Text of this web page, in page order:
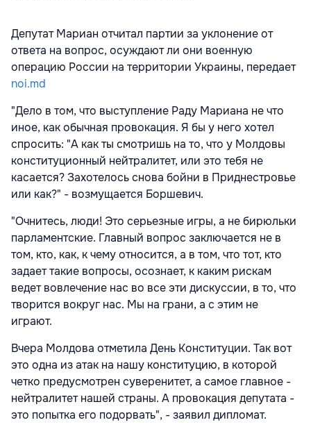
Депутат Мариан отчитал партии за уклонение от
ответа на вопрос, осуждают ли они военную
операцию России на территории Украины, передает
noi.md
"Дело в том, что выступление Раду Мариана не что
иное, как обычная провокация. Я бы у него хотел
спросить: "А как ты смотришь на то, что у Молдовы
конституционный нейтралитет, или это тебя не
касается? Захотелось снова бойни в Приднестровье
или как?" - возмущается Боршевич.
"Очнитесь, люди! Это серьезные игры, а не бирюльки
парламентские. Главный вопрос заключается не в
том, кто, как, к чему относится, а в том, что тот, кто
задает такие вопросы, осознает, к каким рискам
ведет вовлечение нас во все эти дискуссии, в то, что
творится вокруг нас. Мы на грани, а с этим не
играют.
Вчера Молдова отметила День Конституции. Так вот
это одна из атак на нашу конституцию, в которой
четко предусмотрен суверенитет, а самое главное -
нейтралитет нашей страны. А провокация депутата -
это попытка его подорвать", - заявил дипломат.